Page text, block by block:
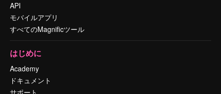
API
モバイルアプリ
すべてのMagnificツール
はじめに
Academy
ドキュメント